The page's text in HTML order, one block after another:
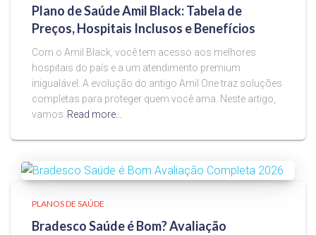
Plano de Saúde Amil Black: Tabela de
Preços, Hospitais Inclusos e Benefícios
Com o Amil Black, você tem acesso aos melhores
hospitais do país e a um atendimento premium
inigualável. A evolução do antigo Amil One traz soluções
completas para proteger quem você ama. Neste artigo,
vamos Read more…
PLANOS DE SAÚDE
Bradesco Saúde é Bom? Avaliação